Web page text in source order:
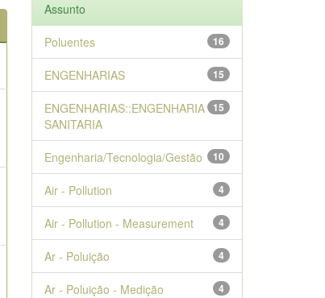
Assunto
16
Poluentes
15
ENGENHARIAS
15
ENGENHARIAS::ENGENHARIA
SANITARIA
10
Engenharia/Tecnologia/Gestão
4
Air - Pollution
4
Air - Pollution - Measurement
4
Ar - Poluição
4
Ar - Poluição - Medição